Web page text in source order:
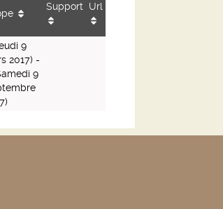
Support Url
9
2017) -
9